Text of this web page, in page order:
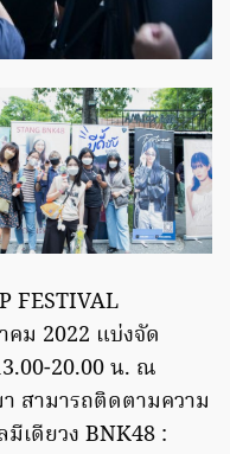
FESTIVAL
คม 2022 แบ่งจัด
20.00 น. ณ
สามารถติดตามความ
มีเดียวง BNK48 :